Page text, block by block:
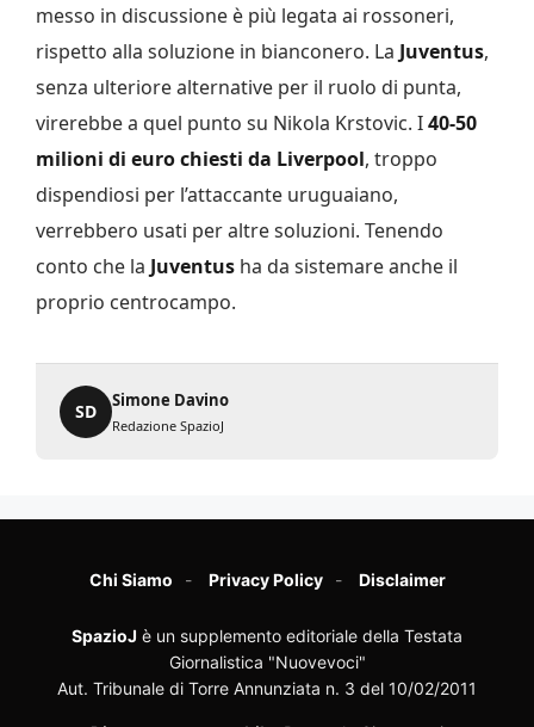
messo in discussione è più legata ai rossoneri,
rispetto alla soluzione in bianconero. La Juventus,
senza ulteriore alternative per il ruolo di punta,
virerebbe a quel punto su Nikola Krstovic. I40-50
milioni di euro chiesti da Liverpool, troppo
dispendiosi per l’attaccante uruguaiano,
verrebbero usati per altre soluzioni. Tenendo
conto che la Juventus ha da sistemare anche il
proprio centrocampo.
SD
Simone Davino
Redazione SpazioJ
Chi Siamo Privacy Policy Disclaimer
SpazioJ è un supplemento editoriale della Testata
Giornalistica "Nuovevoci"
Aut. Tribunale di Torre Annunziata n. 3 del 10/02/2011